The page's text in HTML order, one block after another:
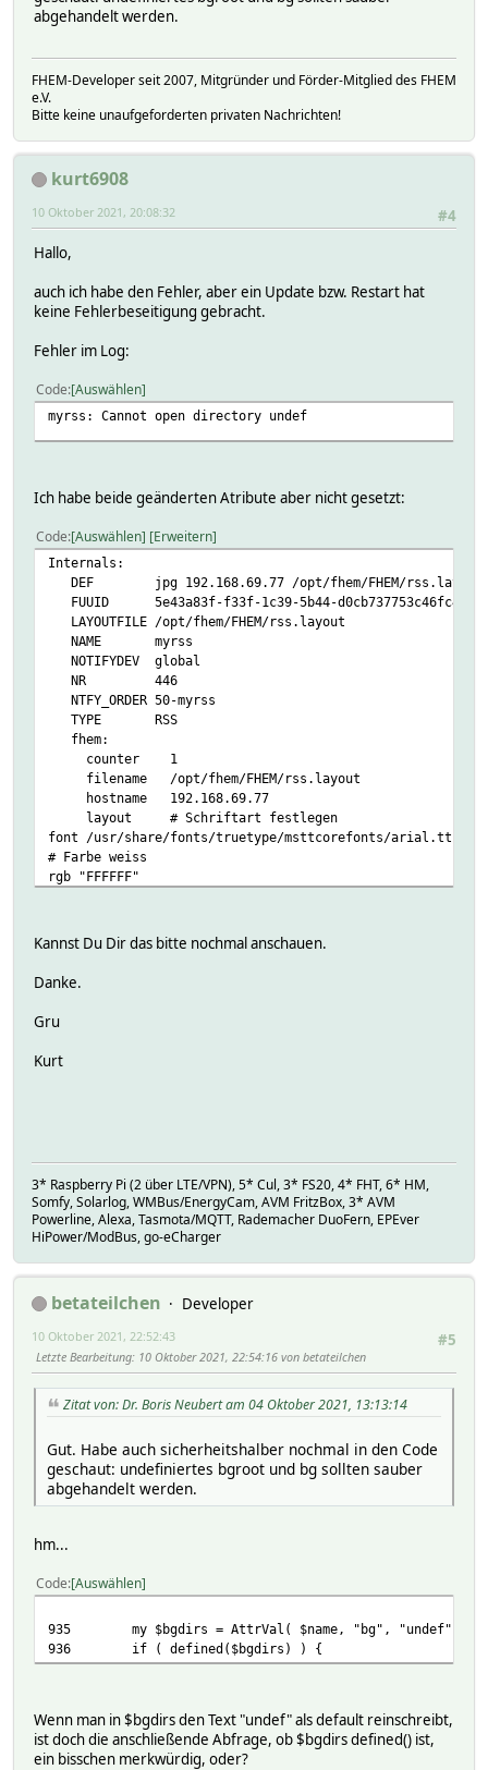
abgehandelt werden.
FHEM-Developer seit 2007, Mitgründer und Förder-Mitglied des FHEM
e.V.
Bitte keine unaufgeforderten privaten Nachrichten!
kurt6908
#4
10 Oktober 2021, 20:08:32
Hallo,
auch ich habe den Fehler, aber ein Update bzw. Restart hat
keine Fehlerbeseitigung gebracht.
Fehler im Log:
Code Auswählen
myrss: Cannot open directory undef
Ich habe beide geänderten Atribute aber nicht gesetzt:
Code Auswählen Erweitern
Internals:
DEF jpg 192.168.69.77 /opt/fhem/FHEM/rss.layout
FUUID 5e43a83f-f33f-1c39-5b44-d0cb737753c46fc4
LAYOUTFILE /opt/fhem/FHEM/rss.layout
NAME myrss
NOTIFYDEV global
NR 446
NTFY_ORDER 50-myrss
TYPE RSS
fhem:
counter 1
filename /opt/fhem/FHEM/rss.layout
hostname 192.168.69.77
layout # Schriftart festlegen
font /usr/share/fonts/truetype/msttcorefonts/arial.ttf
# Farbe weiss
rgb "FFFFFF"
# 0.4 * 600 = 240
line 0 440 800 440
# wir bauen uns eine Kopfzeile
# ein skaliertes Bild einbinden
img 764 1 .29 png url "http://fhem.de/www/images/default/
# einige vorlaeufige Beschriftungen
rgb "FFFFFF"
#rgb "585858"
img 0 41 1 png data { plotAsPng("SVG_PV") }
#text 10 280 "Darstellungsbereich 2"
img 0 241 1 png data { plotAsPng("SVG_PV_Gartenhaus") }
#text 10 480 "Darstellungsbereich 3"
#text 10 680 Darstellungsbereich 4"
img 0 641 1 png data { plotAsPng("SVG_Wetterstation_2")
#text 10 880 Darstellungsbereich 5"
img 0 841 1 png data { plotAsPng("SVG_Wetterstation") }
img 0 1041 1 png data {
t 1633888934
useTextAlign 1
useTextWrap 1
Attributes:
alias myrss
Kannst Du Dir das bitte nochmal anschauen.
Danke.
Gru
Kurt
3* Raspberry Pi (2 über LTE/VPN), 5* Cul, 3* FS20, 4* FHT, 6* HM,
Somfy, Solarlog, WMBus/EnergyCam, AVM FritzBox, 3* AVM
Powerline, Alexa, Tasmota/MQTT, Rademacher DuoFern, EPEver
HiPower/ModBus, go-eCharger
betateilchen
Developer
#5
10 Oktober 2021, 22:52:43
Letzte Bearbeitung: 10 Oktober 2021, 22:54:16 von betateilchen
Zitat von: Dr. Boris Neubert am 04 Oktober 2021, 13:13:14
Gut. Habe auch sicherheitshalber nochmal in den Code
geschaut: undefiniertes bgroot und bg sollten sauber
abgehandelt werden.
hm...
Code Auswählen
935 my $bgdirs = AttrVal( $name, "bg", "undef" ); #
936 if ( defined($bgdirs) ) {
Wenn man in $bgdirs den Text "undef" als default reinschreibt,
ist doch die anschließende Abfrage, ob $bgdirs defined() ist,
ein bisschen merkwürdig, oder?